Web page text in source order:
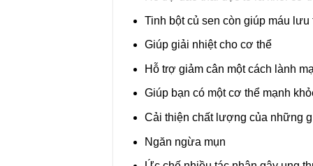
Tinh bột củ sen còn giúp máu lưu
Giúp giải nhiệt cho cơ thể
Hỗ trợ giảm cân một cách lành
Giúp bạn có một cơ thể mạnh
Cải thiện chất lượng của những
Ngăn ngừa mụn